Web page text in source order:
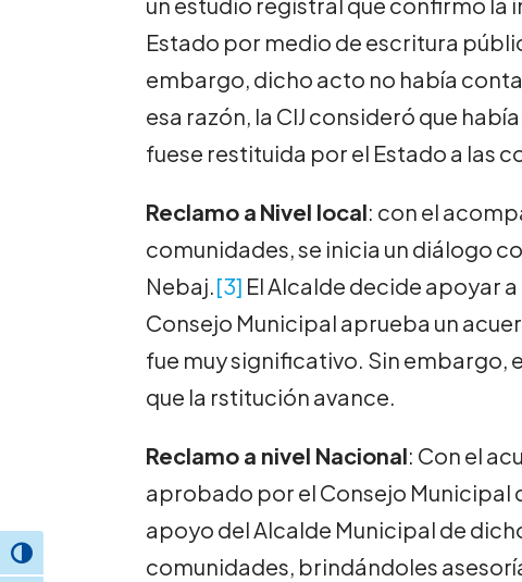
Toggle High Contrast
Estado por medio de escritura
embargo, dicho acto no había
esa razón, la CIJ consideró que
fuese restituida por el Estado a las
Reclamo a Nivel local: con el
comunidades, se inicia un diálogo
Nebaj.[3] El Alcalde decide apoyar
Consejo Municipal aprueba un
fue muy significativo. Sin embargo,
que la rstitución avance.
Reclamo a nivel Nacional: Con el
aprobado por el Consejo Municipal
apoyo del Alcalde Municipal de
comunidades, brindándoles